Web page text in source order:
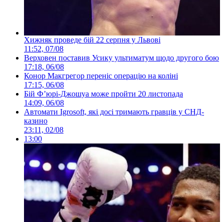
Хижняк проведе бій 22 серпня у Львові
11:52, 07/08
Верховен поставив Усику ультиматум щодо другого бою
17:18, 06/08
Конор Макгрегор переніс операцію на коліні
17:15, 06/08
Бій Ф’юрі-Джошуа може пройти 20 листопада
14:09, 06/08
Автомати Igrosoft, які досі тримають гравців у СНД-
казино
23:11, 02/08
13:00